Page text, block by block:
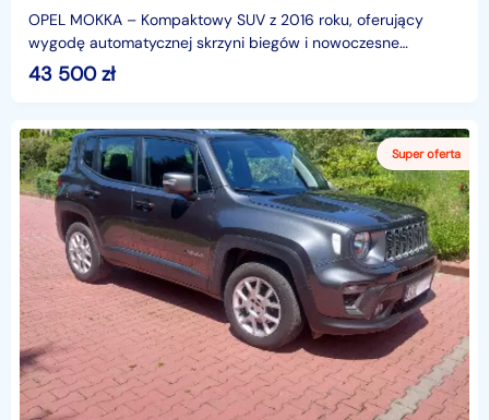
OPEL MOKKA – Kompaktowy SUV z 2016 roku, oferujący
wygodę automatycznej skrzyni biegów i nowoczesne
wyposażenie. Samochód jest zadbany i posiada bogaty
pakiet b
43 500zł